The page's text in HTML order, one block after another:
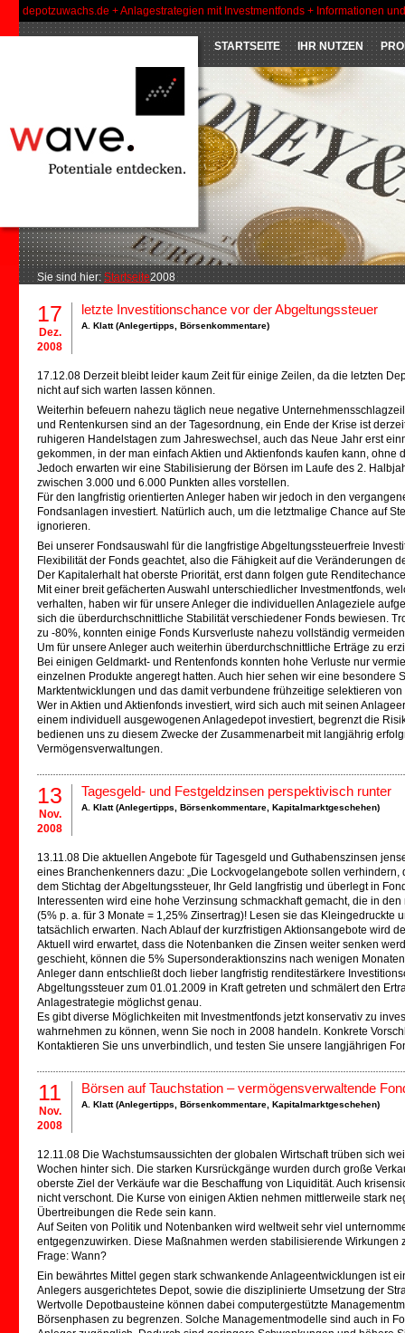
depotzuwachs.de + Anlagestrategien mit Investmentfonds + Informationen
STARTSEITE IHR NUTZEN
Sie sind hier: Startseite2008
17
Dez.
2008
letzte Investitionschance vor der Abgeltungssteuer
A. Klatt (Anlegertipps Börsenkommentare)
17.12.08 Derzeit bleibt leider kaum Zeit für einige Zeilen, da die letzten
nicht auf sich warten lassen können.
Weiterhin befeuern nahezu täglich neue negative
und Rentenkursen sind an der Tagesordnung, ein Ende der Krise ist
ruhigeren Handelstagen zum Jahreswechsel, auch das Neue Jahr erst
gekommen, in der man einfach Aktien und Aktienfonds kaufen kann, ohne
Jedoch erwarten wir eine Stabilisierung der Börsen im Laufe des 2.
zwischen 3.000 und 6.000 Punkten alles vorstellen.
Für den langfristig orientierten Anleger haben wir jedoch in den
Fondsanlagen investiert. Natürlich auch, um die letztmalige Chance auf
ignorieren.
Bei unserer Fondsauswahl für die langfristige Abgeltungssteuerfreie
Flexibilität der Fonds geachtet, also die Fähigkeit auf die Veränderungen
Der Kapitalerhalt hat oberste Priorität, erst dann folgen gute
Mit einer breit gefächerten Auswahl unterschiedlicher Investmentfonds,
verhalten, haben wir für unsere Anleger die individuellen Anlageziele
sich die überdurchschnittliche Stabilität verschiedener Fonds bewiesen.
zu -80%, konnten einige Fonds Kursverluste nahezu vollständig
Um für unsere Anleger auch weiterhin überdurchschnittliche Erträge zu
Bei einigen Geldmarkt- und Rentenfonds konnten hohe Verluste nur
einzelnen Produkte angeregt hatten. Auch hier sehen wir eine besondere
Marktentwicklungen und das damit verbundene frühzeitige selektieren
Wer in Aktien und Aktienfonds investiert, wird sich auch mit seinen
einem individuell ausgewogenen Anlagedepot investiert, begrenzt die
bedienen uns zu diesem Zwecke der Zusammenarbeit mit langjährig
Vermögensverwaltungen.
13
Nov.
2008
Tagesgeld- und Festgeldzinsen perspektivisch runter
A. Klatt (Anlegertipps Börsenkommentare Kapitalmarktgeschehen)
13.11.08 Die aktuellen Angebote für Tagesgeld und Guthabenszinsen
eines Branchenkenners dazu: „Die Lockvogelangebote sollen
dem Stichtag der Abgeltungssteuer, Ihr Geld langfristig und überlegt in
Interessenten wird eine hohe Verzinsung schmackhaft gemacht, die in
(5% p. a. für 3 Monate = 1,25% Zinsertrag)! Lesen sie das Kleingedruckte
tatsächlich erwarten. Nach Ablauf der kurzfristigen Aktionsangebote wird
Aktuell wird erwartet, dass die Notenbanken die Zinsen weiter senken
geschieht, können die 5% Supersonderaktionszins nach wenigen
Anleger dann entschließt doch lieber langfristig renditestärkere
Abgeltungssteuer zum 01.01.2009 in Kraft getreten und schmälert den
Anlagestrategie möglichst genau.
Es gibt diverse Möglichkeiten mit Investmentfonds jetzt konservativ zu
wahrnehmen zu können, wenn Sie noch in 2008 handeln. Konkrete
Kontaktieren Sie uns unverbindlich, und testen Sie unsere langjährigen
11
Nov.
2008
Börsen auf Tauchstation – vermögensverwaltende
A. Klatt (Anlegertipps Börsenkommentare Kapitalmarktgeschehen)
12.11.08 Die Wachstumsaussichten der globalen Wirtschaft trüben sich
Wochen hinter sich. Die starken Kursrückgänge wurden durch große
oberste Ziel der Verkäufe war die Beschaffung von Liquidität. Auch
nicht verschont. Die Kurse von einigen Aktien nehmen mittlerweile stark
Übertreibungen die Rede sein kann.
Auf Seiten von Politik und Notenbanken wird weltweit sehr viel
entgegenzuwirken. Diese Maßnahmen werden stabilisierende
Frage: Wann?
Ein bewährtes Mittel gegen stark schwankende Anlageentwicklungen ist
Anlegers ausgerichtetes Depot, sowie die disziplinierte Umsetzung der
Wertvolle Depotbausteine können dabei computergestützte
Börsenphasen zu begrenzen. Solche Managementmodelle sind auch in